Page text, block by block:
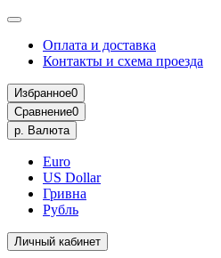
Оплата и доставка
Контакты и схема проезда
Избранное0
Сравнение0
р. Валюта
Euro
US Dollar
Гривна
Рубль
Личный кабинет